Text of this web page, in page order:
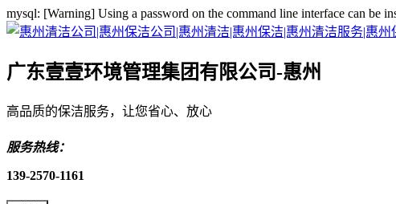
mysql: [Warning] Using a password on the command line interface can be
广东壹壹环境管理集团有限公司-惠州
高品质的保洁服务，让您省心、放心
服务热线：
139-2570-1161